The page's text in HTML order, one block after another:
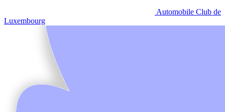
Automobile Club de
Luxembourg